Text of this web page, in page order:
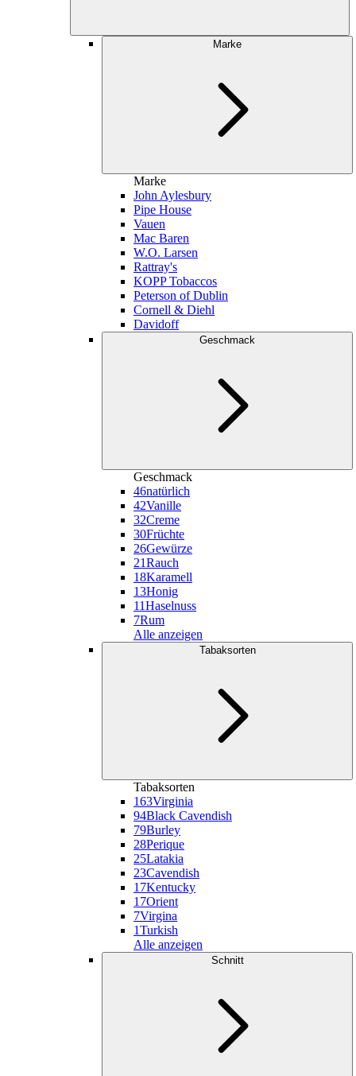
Marke
Marke
John Aylesbury
Pipe House
Vauen
Mac Baren
W.O. Larsen
Rattray's
KOPP Tobaccos
Peterson of Dublin
Cornell & Diehl
Davidoff
Geschmack
Geschmack
46natürlich
42Vanille
32Creme
30Früchte
26Gewürze
21Rauch
18Karamell
13Honig
11Haselnuss
7Rum
Alle anzeigen
Tabaksorten
Tabaksorten
163Virginia
94Black Cavendish
79Burley
28Perique
25Latakia
23Cavendish
17Kentucky
17Orient
7Virgina
1Turkish
Alle anzeigen
Schnitt